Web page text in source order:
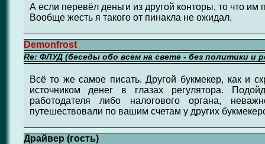
А если перевёл деньги из другой конторы, то что им
Вообще жесть я такого от пинакла не ожидал.
Demonfrost
Re: ФЛУД (беседы обо всем на свете - без политики и
Всё то же самое писать. Другой букмекер, как и
источником денег в глазах регулятора.
работодателя либо налогового органа,
путешествовали по вашим счетам у других
Драйвер (гость)